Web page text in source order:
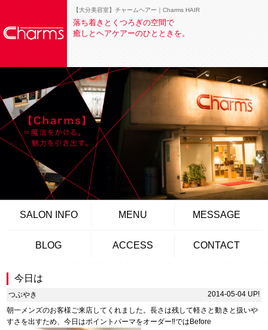
【大分美容室】チャームヘアー｜Charms HAIR
落ち着きとくつろぎの空間で
癒しとヘアケアーのひとときを。
SALON INFO MENU MESSAGE
BLOG ACCESS CONTACT
今日は
つぶやき
2014-05-04 UP!
朝一メンズのお客様ご来店してくれました。長さは残して軽さと動きと扱いや
すさを出すため、今日はポイントパーマをオーダー‼︎ではBefore